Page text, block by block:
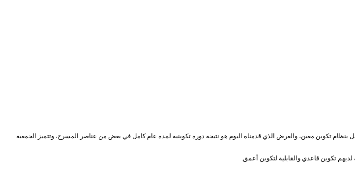
سنة 2017، تنشط في مدينة بوسماعيل بتيبازة، وتشتغل بنظام تكوين معين، والعرض الذي قدمناه اليوم هو نتيجة دورة تكوينية لمدة عام كامل في بعض من عناصر المسرح، وتتميز الجمعية